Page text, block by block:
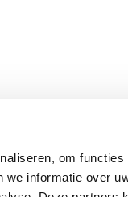
om
informatie over